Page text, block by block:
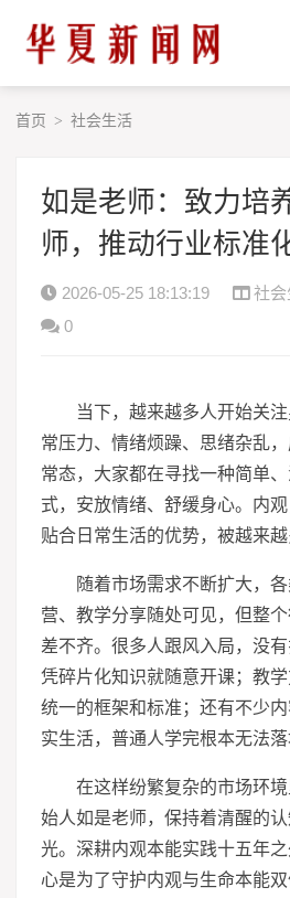
首页 > 社会生活
如是老师：致力培
师，推动行业标准
2026-05-25 18:13:19 社
0
当下，越来越多人开始关
常压力、情绪烦躁、思绪杂乱
常态，大家都在寻找一种简单
式，安放情绪、舒缓身心。内观
贴合日常生活的优势，被越来越
随着市场需求不断扩大，
营、教学分享随处可见，但整
差不齐。很多人跟风入局，没
凭碎片化知识就随意开课；教
统一的框架和标准；还有不少
实生活，普通人学完根本无法
在这样纷繁复杂的市场环
始人如是老师，保持着清醒的
光。深耕内观本能实践十五年
心是为了守护内观与生命本能